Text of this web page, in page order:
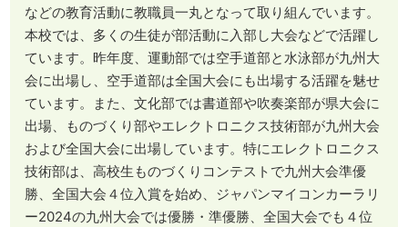
などの教育活動に教職員一丸となって取り組んでいます。
本校では、多くの生徒が部活動に入部し大会などで活躍し
ています。昨年度、運動部では空手道部と水泳部が九州大
会に出場し、空手道部は全国大会にも出場する活躍を魅せ
ています。また、文化部では書道部や吹奏楽部が県大会に
出場、ものづくり部やエレクトロニクス技術部が九州大会
および全国大会に出場しています。特にエレクトロニクス
技術部は、高校生ものづくりコンテストで九州大会準優
勝、全国大会４位入賞を始め、ジャパンマイコンカーラリ
ー2024の九州大会では優勝・準優勝、全国大会でも４位